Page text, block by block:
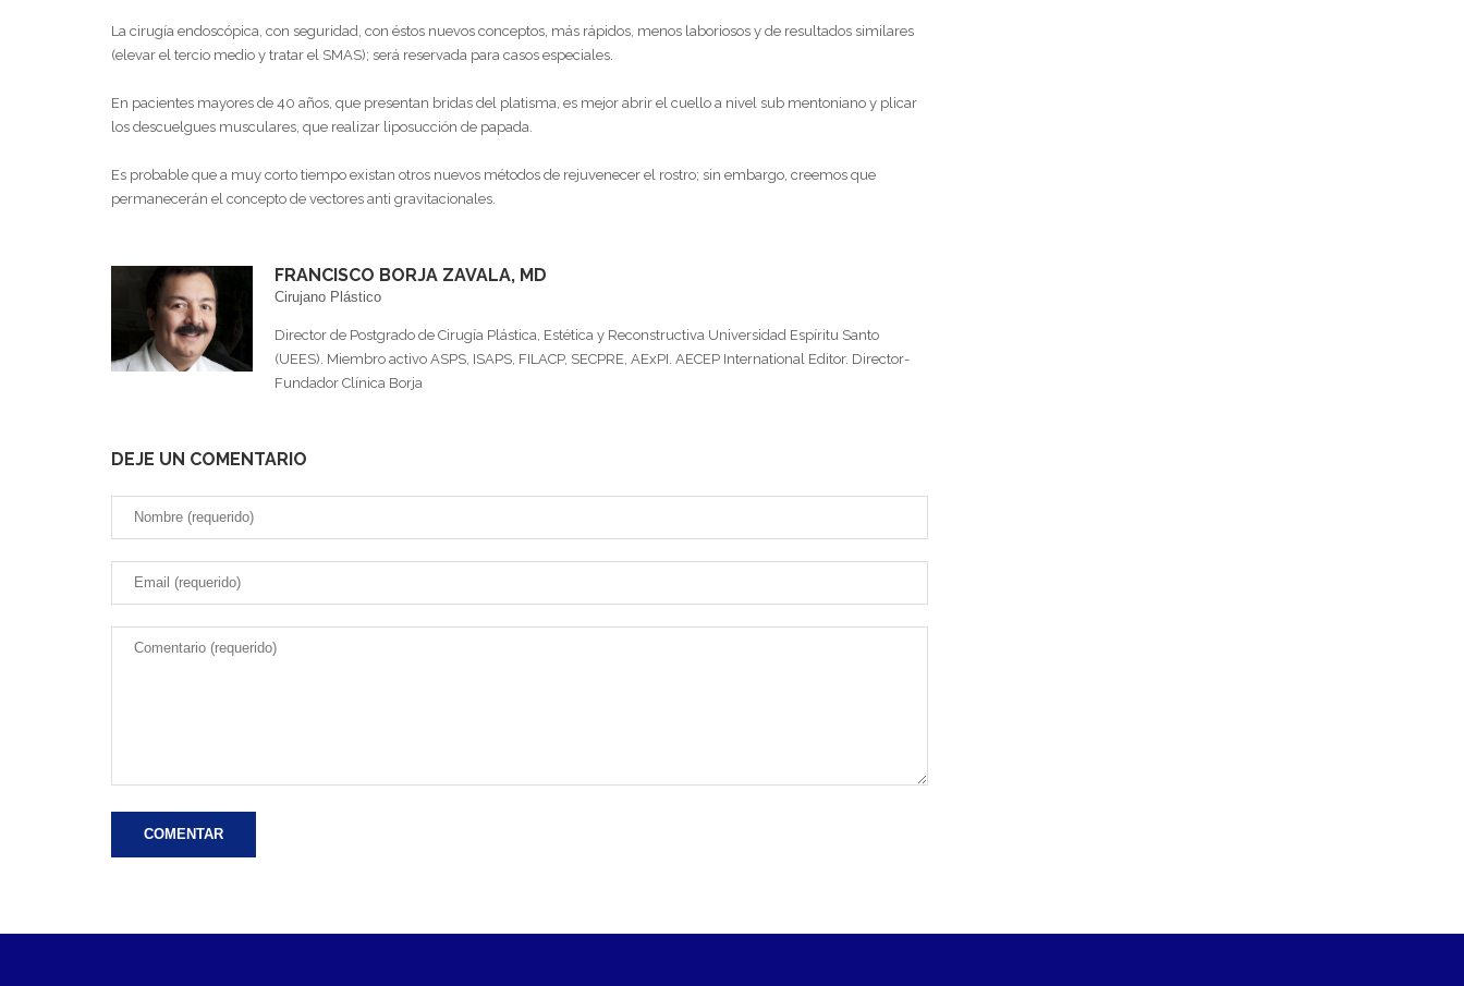
La cirugía endoscópica, con seguridad, con éstos nuevos conceptos, más rápidos, menos laboriosos y de resultados similares
(elevar el tercio medio y tratar el SMAS); será reservada para casos especiales.
En pacientes mayores de 40 años, que presentan bridas del platisma, es mejor abrir el cuello a nivel sub mentoniano y plicar
los descuelgues musculares, que realizar liposucción de papada.
Es probable que a muy corto tiempo existan otros nuevos métodos de rejuvenecer el rostro; sin embargo, creemos que
permanecerán el concepto de vectores anti gravitacionales.
FRANCISCO BORJA ZAVALA, MD
Cirujano Plástico
Director de Postgrado de Cirugía Plástica, Estética y Reconstructiva Universidad Espíritu Santo
(UEES). Miembro activo ASPS, ISAPS, FILACP, SECPRE, AExPI. AECEP International Editor. Director-
Fundador Clínica Borja
DEJE UN COMENTARIO